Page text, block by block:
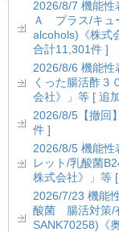
2026/8/7 機能
Ａ プラス/キュ
alcohols)《株式
合計11,301件 ]
2026/8/6 機能性
くった腸活酢３
会社》」等 [ 追
2026/8/5【撤回
件 ]
2026/8/5 機能性
レット/乳酸菌
株式会社》」等
2026/7/23 機能
酸菌 腸活対策/
SANK70258)《